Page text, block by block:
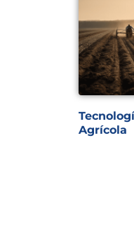
Agrícola